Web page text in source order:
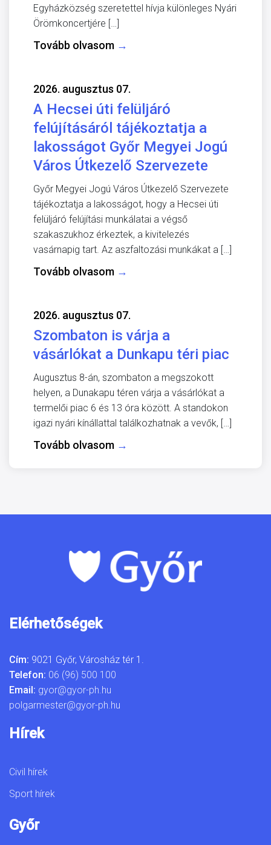
Egyházközség szeretettel hívja különleges Nyári
Örömkoncertjére […]
Tovább olvasom →
2026. augusztus 07.
A Hecsei úti felüljáró
felújításáról tájékoztatja a
lakosságot Győr Megyei Jogú
Város Útkezelő Szervezete
Győr Megyei Jogú Város Útkezelő Szervezete
tájékoztatja a lakosságot, hogy a Hecsei úti
felüljáró felújítási munkálatai a végső
szakaszukhoz érkeztek, a kivitelezés
vasárnapig tart. Az aszfaltozási munkákat a […]
Tovább olvasom →
2026. augusztus 07.
Szombaton is várja a
vásárlókat a Dunkapu téri piac
Augusztus 8-án, szombaton a megszokott
helyen, a Dunakapu téren várja a vásárlókat a
termelői piac 6 és 13 óra között. A standokon
igazi nyári kínállattal találkozhatnak a vevők, […]
Tovább olvasom →
Elérhetőségek
Cím: 9021 Győr, Városház tér 1.
Telefon: 06 (96) 500 100
Email: gyor@gyor-ph.hu
polgarmester@gyor-ph.hu
Hírek
Civil hírek
Sport hírek
Győr